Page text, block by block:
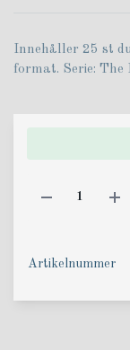
Innehåller 25 st
format. Serie: The
Artikelnummer